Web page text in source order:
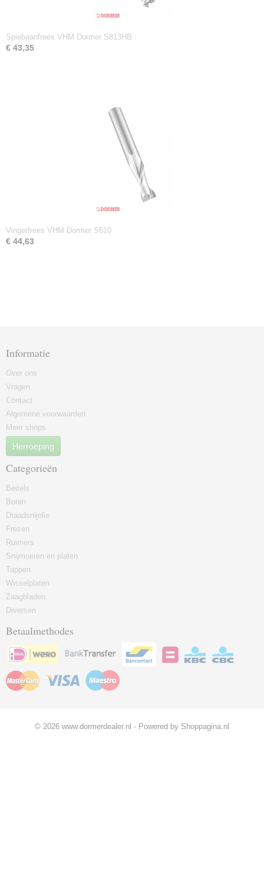
Spiebaanfrees VHM Dormer S813HB
€ 43,35
Vingerfrees VHM Dormer S610
€ 44,63
Informatie
Over ons
Vragen
Contact
Algemene voorwaarden
Meer shops
Herroeping
Categorieën
Beitels
Boren
Draadsnijolie
Frezen
Ruimers
Snijmoeren en platen
Tappen
Wisselplaten
Zaagbladen
Diversen
Betaalmethodes
© 2026 www.dormerdealer.nl - Powered by Shoppagina.nl